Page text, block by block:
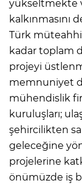
yükseltmekte
kalkınmasını
Türk
kadar toplam
projeyi
memnuniyet
mühendislik
kuruluşları;
şehircilikten
geleceğine
projelerine
önümüzde iş